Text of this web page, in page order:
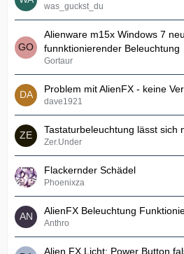
was_guckst_du
Alienware m15x Windows 7
funnktionierender Beleuchtung
Gortaur
Problem mit AlienFX - keine
dave1921
Tastaturbeleuchtung lässt sich
Zer.Under
Flackernder Schädel
Phoenixza
AlienFX Beleuchtung
Anthro
Alien FX Licht: Power Button